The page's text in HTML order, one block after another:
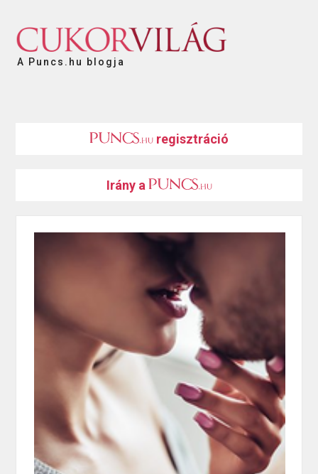
A Puncs.hu blogja
regisztráció
Irány a